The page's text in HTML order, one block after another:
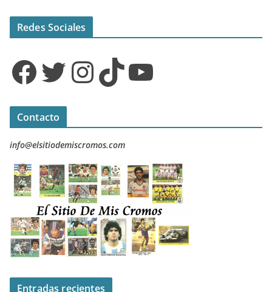
Redes Sociales
Facebook Twitter InstagramTikTok YouTube
Contacto
info@elsitiodemiscromos.com
Entradas recientes